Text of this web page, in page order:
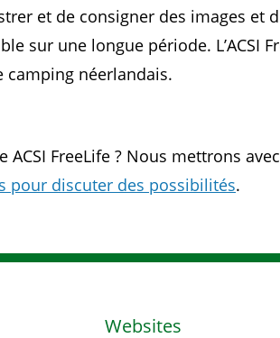
et de consigner des images
sur une longue période. L’ACSI
camping néerlandais.
FreeLife ? Nous mettrons
pour discuter des possibilités.
Websites